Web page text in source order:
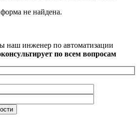
не найдена.
наш инженер по автоматизации
по всем вопросам